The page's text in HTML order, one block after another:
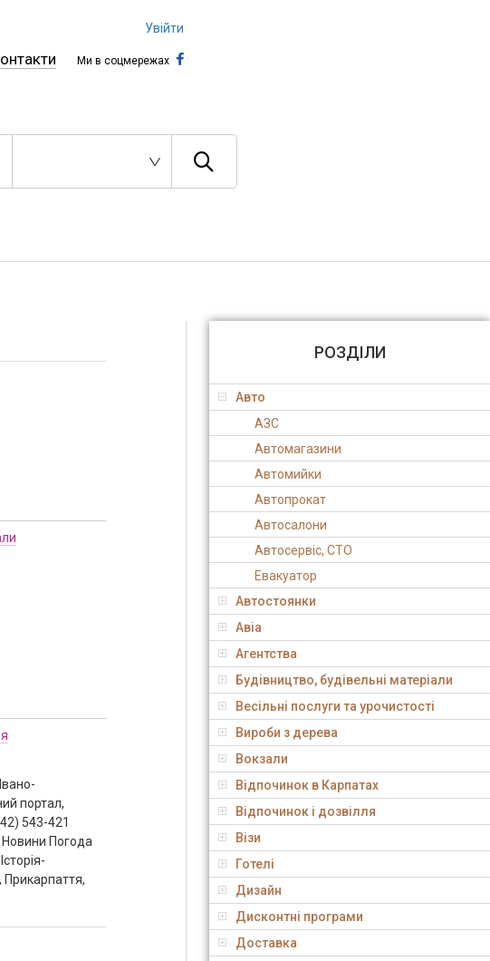
Ми в соцмережах
Увійти
портал,
543-421
Погода
Прикарпаття,
РОЗДІЛИ
Авто
АЗС
Автомагазини
Автомийки
Автопрокат
Автосалони
Автосервіс, СТО
Евакуатор
Автостоянки
Авіа
Агентства
Будівництво, будівельні матеріали
Весільні послуги та урочистості
Вироби з дерева
Вокзали
Відпочинок в Карпатах
Відпочинок і дозвілля
Візи
Готелі
Дизайн
Дисконтні програми
Доставка